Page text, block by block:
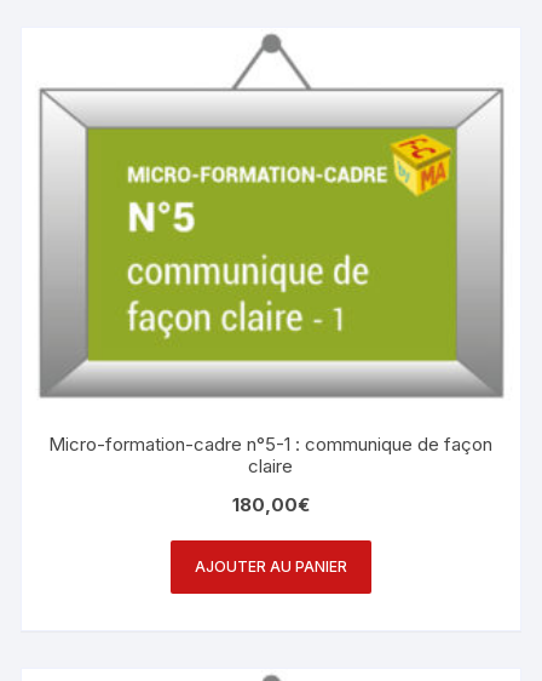
Micro-formation-cadre n°5-1 : communique de façon
claire
180,00€
AJOUTER AU PANIER